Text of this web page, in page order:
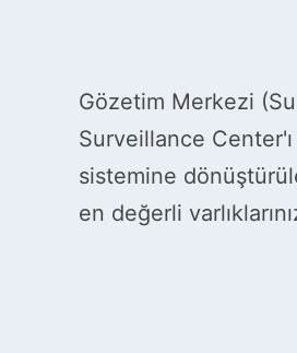
Gözetim Merkezi
Surveillance
sistemine
en değerli